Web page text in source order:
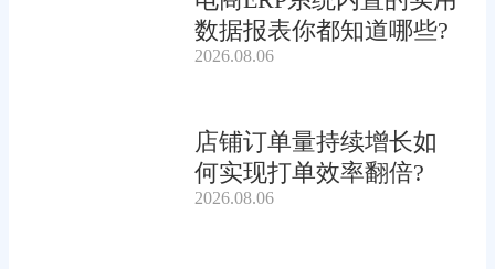
数据报表你都知道哪些?
2026.08.06
店铺订单量持续增长如
何实现打单效率翻倍?
2026.08.06